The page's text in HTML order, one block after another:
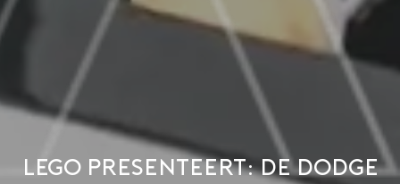
LEGO presenteert: de Dodge